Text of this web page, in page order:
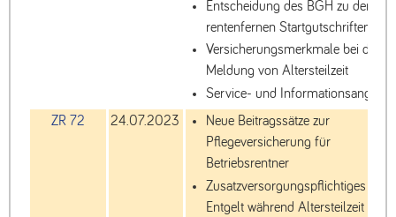
Entscheidung des BGH zu den
rentenfernen Startgutschriften
Versicherungsmerkmale bei der
Meldung von Altersteilzeit
Service- und Informationsangebot
ZR 72
24.07.2023
Neue Beitragssätze zur
Pflegeversicherung für
Betriebsrentner
Zusatzversorgungspflichtiges
Entgelt während Altersteilzeit